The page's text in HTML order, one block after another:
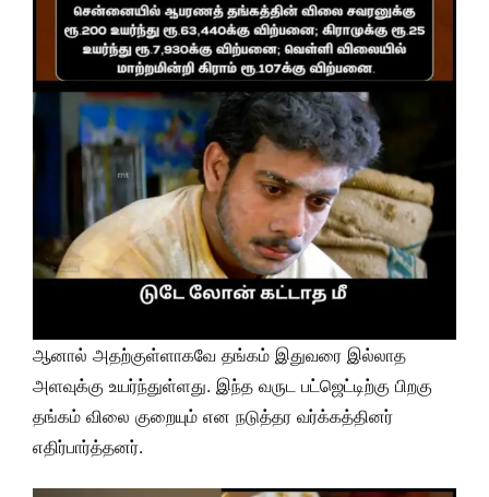
ஆனால் அதற்குள்ளாகவே தங்கம் இதுவரை இல்லாத
அளவுக்கு உயர்ந்துள்ளது. இந்த வருட பட்ஜெட்டிற்கு பிறகு
தங்கம் விலை குறையும் என நடுத்தர வர்க்கத்தினர்
எதிர்பார்த்தனர்.